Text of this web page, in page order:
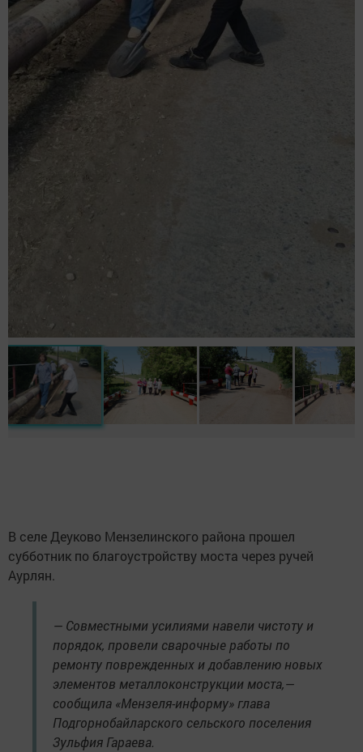
В селе Деуково Мензелинского района прошел
субботник по благоустройству моста через ручей
Аурлян.
— Совместными усилиями навели чистоту и
порядок, провели сварочные работы по
ремонту поврежденных и добавлению новых
элементов металлоконструкции моста,—
сообщила «Мензеля-информу» глава
Подгорнобайларского сельского поселения
Зульфия Гараева.